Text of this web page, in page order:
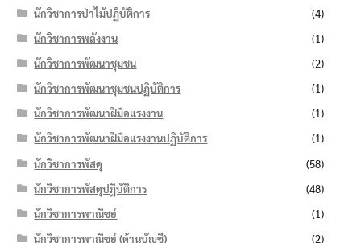
นักวิชาการป่าไม้ปฏิบัติการ
(4)
นักวิชาการพลังงาน
(1)
นักวิชาการพัฒนาชุมชน
(2)
นักวิชาการพัฒนาชุมชนปฏิบัติการ
(1)
นักวิชาการพัฒนาฝีมือแรงงาน
(1)
นักวิชาการพัฒนาฝีมือแรงงานปฏิบัติการ
(1)
นักวิชาการพัสดุ
(58)
นักวิชาการพัสดุปฏิบัติการ
(48)
นักวิชาการพาณิชย์
(1)
นักวิชาการพาณิชย์ (ด้านบัญชี)
(2)